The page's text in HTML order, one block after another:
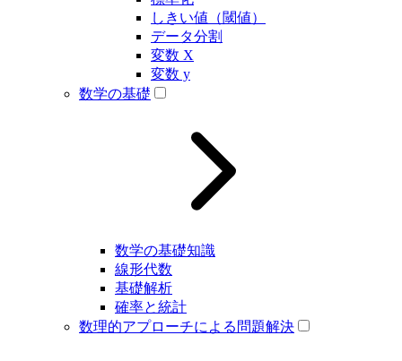
しきい値（閾値）
データ分割
変数 X
変数 y
数学の基礎
数学の基礎知識
線形代数
基礎解析
確率と統計
数理的アプローチによる問題解決